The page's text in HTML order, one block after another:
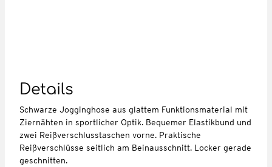
Details
Schwarze Jogginghose aus glattem Funktionsmaterial mit
Ziernähten in sportlicher Optik. Bequemer Elastikbund und
zwei Reißverschlusstaschen vorne. Praktische
Reißverschlüsse seitlich am Beinausschnitt. Locker gerade
geschnitten.